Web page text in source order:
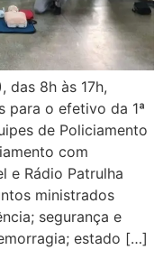
das 8h às 17h,
para o efetivo da 1ª
de Policiamento
com
e Rádio Patrulha
ministrados
segurança e
estado […]